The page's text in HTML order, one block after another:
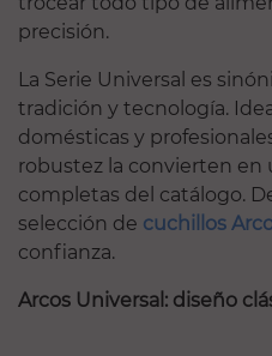
precisión.
La Serie Universal es
tradición y tecnología.
domésticas y
robustez la convierten en
completas del catálogo.
selección de cuchillos
confianza.
Arcos Universal: diseño